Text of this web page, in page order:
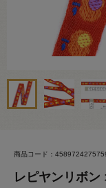
商品コード：
レピヤンリボン